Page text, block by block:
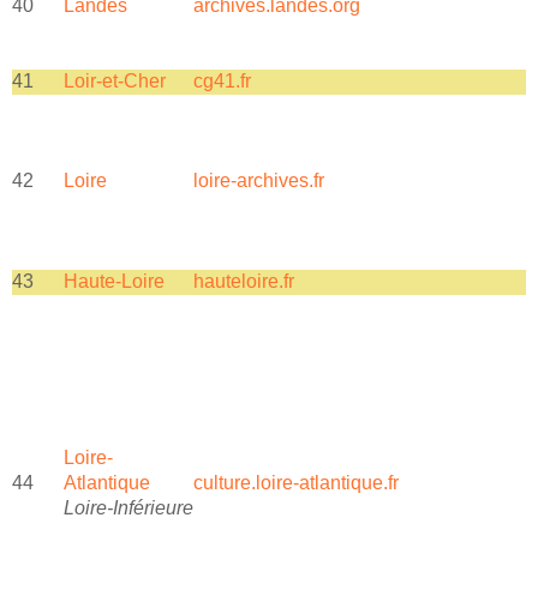
40 Landes archives.landes.org
41 Loir-et-Cher cg41.fr
42 Loire loire-archives.fr
43 Haute-Loire hauteloire.fr
44
Loire-
Atlantique
Loire-Inférieure
culture.loire-atlantique.fr